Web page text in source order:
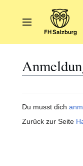
springenHauptmenü
Du musst dich
Zurück zur Seite